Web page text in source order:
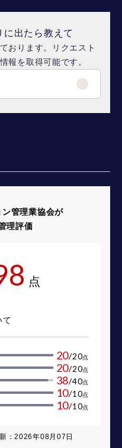
に出たら教えて
おります。リクエスト
報を取得可能です。
管理業協会が
理評価
点
て
20/20点
20/20点
38/40点
10/10点
10/10点
：2026年08月07日